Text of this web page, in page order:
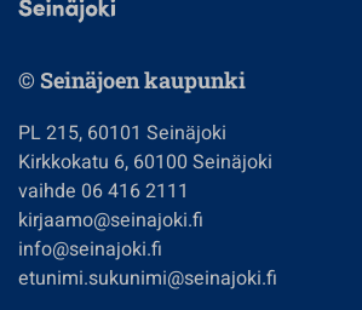
© Seinäjoen kaupunki
PL 215, 60101 Seinäjoki
Kirkkokatu 6, 60100 Seinäjoki
vaihde 06 416 2111
kirjaamo@seinajoki.fi
info@seinajoki.fi
etunimi.sukunimi@seinajoki.fi